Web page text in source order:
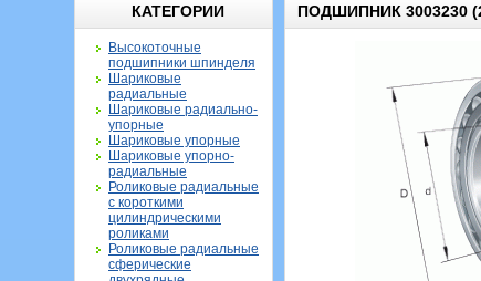
КАТЕГОРИИ
Высокоточные
подшипники шпинделя
Шариковые
радиальные
Шариковые радиально-
упорные
Шариковые упорные
Шариковые упорно-
радиальные
Роликовые радиальные
с короткими
цилиндрическими
роликами
Роликовые радиальные
сферические
ПОДШИПНИК 3003230